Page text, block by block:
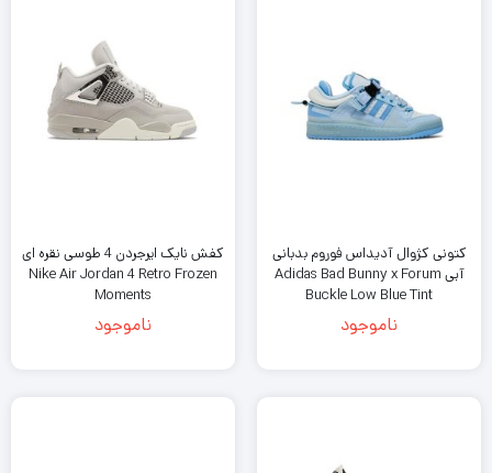
کتونی کژوال آدیداس فوروم بدبانی
آبی Adidas Bad Bunny x Forum
Buckle Low Blue Tint
ناموجود
کفش نایک ایرجردن 4 طوسی نقره ای
Nike Air Jordan 4 Retro Frozen
Moments
ناموجود